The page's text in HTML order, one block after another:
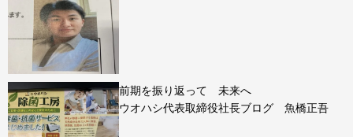
前期を振り返って 未来へ
ウオハシ代表取締役社長ブログ 魚橋正吾